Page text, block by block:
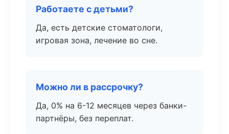
Работаете с детьми?
Да, есть детские стоматологи,
игровая зона, лечение во сне.
Можно ли в рассрочку?
Да, 0% на 6-12 месяцев через банки-
партнёры, без переплат.